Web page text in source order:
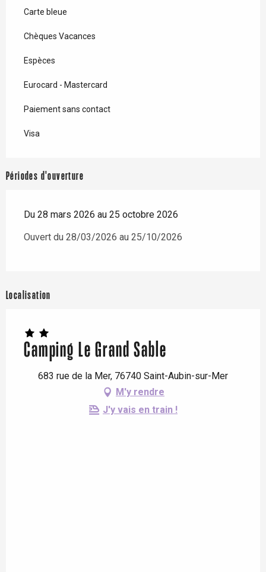
Carte bleue
Chèques Vacances
Espèces
Eurocard - Mastercard
Paiement sans contact
Visa
Périodes d'ouverture
Du 28 mars 2026 au 25 octobre 2026
Ouvert du 28/03/2026 au 25/10/2026
Localisation
Camping Le Grand Sable
683 rue de la Mer, 76740 Saint-Aubin-sur-Mer
M'y rendre
J'y vais en train !